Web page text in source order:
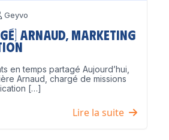
Geyvo
Arnaud, Marketing
en temps partagé Aujourd’hui,
Arnaud, chargé de missions
[…]
Lire la suite